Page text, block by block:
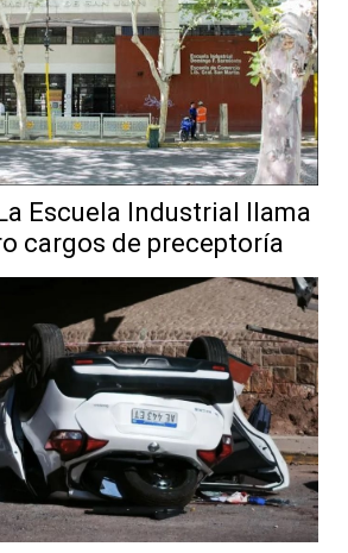
Escuela Industrial llama
cargos de preceptoría